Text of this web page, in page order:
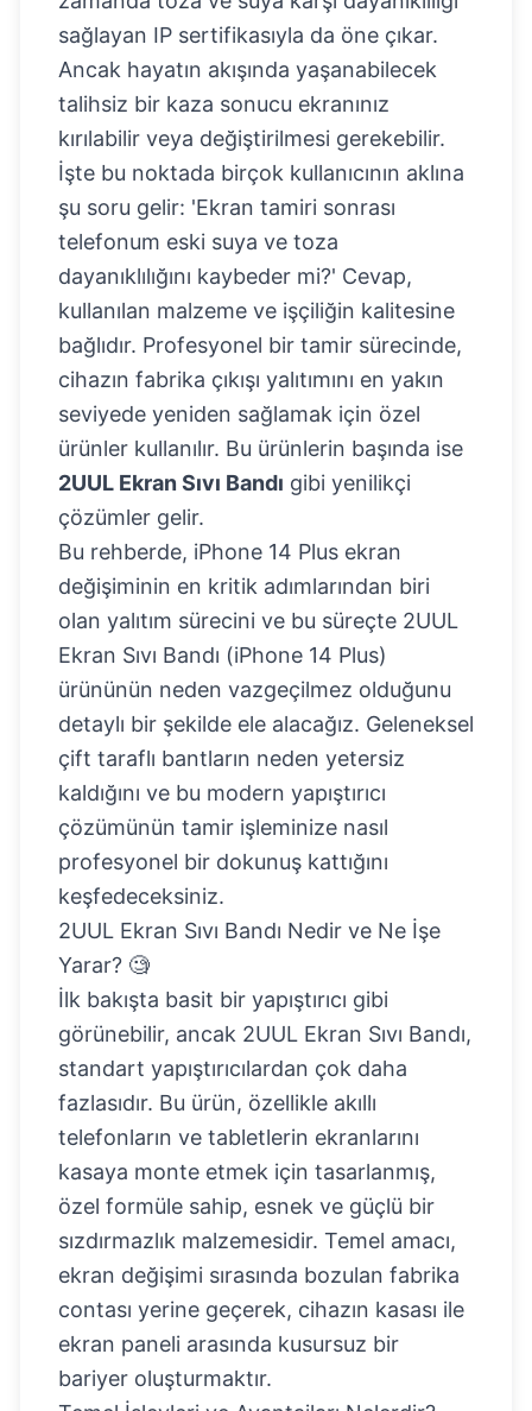
sağlayan IP sertifikasıyla da öne çıkar.
Ancak hayatın akışında yaşanabilecek
talihsiz bir kaza sonucu ekranınız
kırılabilir veya değiştirilmesi gerekebilir.
İşte bu noktada birçok kullanıcının aklına
şu soru gelir: 'Ekran tamiri sonrası
telefonum eski suya ve toza
dayanıklılığını kaybeder mi?' Cevap,
kullanılan malzeme ve işçiliğin kalitesine
bağlıdır. Profesyonel bir tamir sürecinde,
cihazın fabrika çıkışı yalıtımını en yakın
seviyede yeniden sağlamak için özel
ürünler kullanılır. Bu ürünlerin başında ise
2UUL Ekran Sıvı Bandı gibi yenilikçi
çözümler gelir.
Bu rehberde, iPhone 14 Plus ekran
değişiminin en kritik adımlarından biri
olan yalıtım sürecini ve bu süreçte 2UUL
Ekran Sıvı Bandı (iPhone 14 Plus)
ürününün neden vazgeçilmez olduğunu
detaylı bir şekilde ele alacağız. Geleneksel
çift taraflı bantların neden yetersiz
kaldığını ve bu modern yapıştırıcı
çözümünün tamir işleminize nasıl
profesyonel bir dokunuş kattığını
keşfedeceksiniz.
2UUL Ekran Sıvı Bandı Nedir ve Ne İşe
Yarar? 🧐
İlk bakışta basit bir yapıştırıcı gibi
görünebilir, ancak 2UUL Ekran Sıvı Bandı,
standart yapıştırıcılardan çok daha
fazlasıdır. Bu ürün, özellikle akıllı
telefonların ve tabletlerin ekranlarını
kasaya monte etmek için tasarlanmış,
özel formüle sahip, esnek ve güçlü bir
sızdırmazlık malzemesidir. Temel amacı,
ekran değişimi sırasında bozulan fabrika
contası yerine geçerek, cihazın kasası ile
ekran paneli arasında kusursuz bir
bariyer oluşturmaktır.